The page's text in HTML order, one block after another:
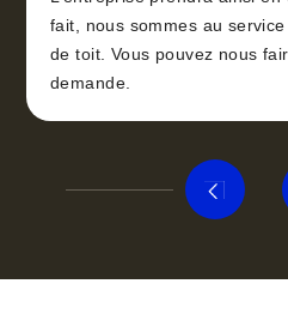
fait, nous sommes au
de toit. Vous pouvez nous
demande.